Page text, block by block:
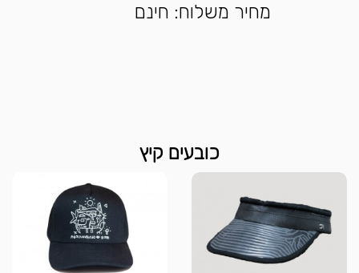
מחיר משלוח: חינם
כובעים קיץ